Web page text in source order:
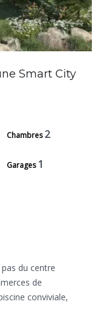
Smart City
Chambres 2
Garages 1
du centre
de
conviviale,